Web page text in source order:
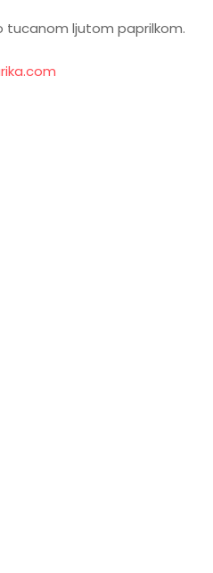
tucanom ljutom paprilkom.